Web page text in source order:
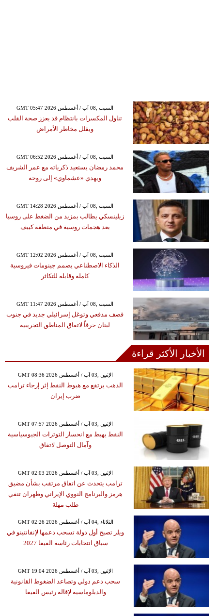
GMT 05:47 2026 السبت ,08 آب / أغسطس
تناول المكسرات بانتظام قد يعزز صحة القلب
ويقلل مخاطر الأمراض
GMT 06:52 2026 السبت ,08 آب / أغسطس
محمد رمضان يستعيد ذكرياته مع عمر الشريف
ويهدي «عشماوي» إلى روحه
GMT 14:28 2026 السبت ,08 آب / أغسطس
زيلينسكي يطالب بمزيد من الضغط على روسيا
بعد هجمات روسية في منطقة كييف
GMT 12:02 2026 السبت ,08 آب / أغسطس
الذكاء الاصطناعي يصمم جينومات فيروسية
كاملة وقابلة للتكاثر
GMT 11:47 2026 السبت ,08 آب / أغسطس
قصف مدفعي وتوغل إسرائيلي جديد في جنوب
لبنان خرقاً لاتفاق المناطق التجريبية
الأخبار الأكثر قراءة
GMT 08:36 2026 الإثنين ,03 آب / أغسطس
الذهب يرتفع مع هبوط النفط إثر إرجاء ترامب
ضرب إيران
GMT 07:57 2026 الإثنين ,03 آب / أغسطس
النفط يهبط مع انحسار التوترات الجيوسياسية
وآمال التوصل لاتفاق
GMT 02:03 2026 الإثنين ,03 آب / أغسطس
ترامب يتحدث عن اتفاق مرتقب بشأن مضيق
هرمز والبرنامج النووي الإيراني وطهران تنفي
طلب مهلة
GMT 02:26 2026 الثلاثاء ,04 آب / أغسطس
ويلز تصبح أول دولة تسحب دعمها لإنفانتينو في
سباق انتخابات رئاسة الفيفا 2027
GMT 19:04 2026 الإثنين ,03 آب / أغسطس
سحب دعم دولي وتصاعد الضغوط القانونية
والدبلوماسية لإقالة رئيس الفيفا